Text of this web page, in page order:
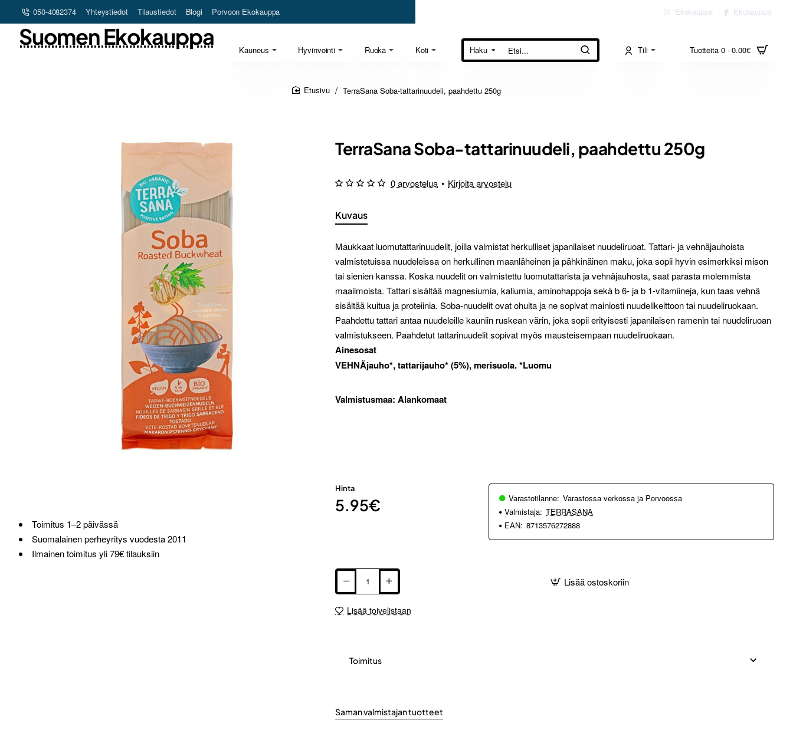
050-4082374 Yhteystiedot Tilaustiedot Blogi Porvoon Ekokauppa Ekokauppa Ekokauppa
Kauneus Hyvinvointi Ruoka Koti
Suomen Ekokauppa
Haku
Etsi... Tili Tuotteita 0 - 0.00€
TerraSana Soba-tattarinuudeli, paahdettu 250g
Toimitus 1–2 päivässä
Suomalainen perheyritys vuodesta 2011
Ilmainen toimitus yli 79€ tilauksiin
TerraSana Soba-tattarinuudeli, paahdettu 250g
Kuvaus
Maukkaat luomutattarinuudelit, joilla valmistat herkulliset japanilaiset nuudeliruoat. Tattari- ja vehnäjauhoista
valmistetuissa nuudeleissa on herkullinen maanläheinen ja pähkinäinen maku, joka sopii hyvin esimerkiksi mison
tai sienien kanssa. Koska nuudelit on valmistettu luomutattarista ja vehnäjauhosta, saat parasta molemmista
maailmoista. Tattari sisältää magnesiumia, kaliumia, aminohappoja sekä b 6- ja b 1-vitamiineja, kun taas vehnä
sisältää kuitua ja proteiinia. Soba-nuudelit ovat ohuita ja ne sopivat mainiosti nuudelikeittoon tai nuudeliruokaan.
Paahdettu tattari antaa nuudeleille kauniin ruskean värin, joka sopii erityisesti japanilaisen ramenin tai nuudeliruoan
valmistukseen. Paahdetut tattarinuudelit sopivat myös mausteisempaan nuudeliruokaan.
Ainesosat
VEHNÄjauho*, tattarijauho* (5%), merisuola. *Luomu
Valmistusmaa: Alankomaat
0 arvostelua • Kirjoita arvostelu
Hinta
5.95€ Varastotilanne: Varastossa verkossa ja Porvoossa
Valmistaja: TERRASANA
EAN: 8713576272888
Lisää ostoskoriin
Lisää toivelistaan
Toimitus
Saman valmistajan tuotteet